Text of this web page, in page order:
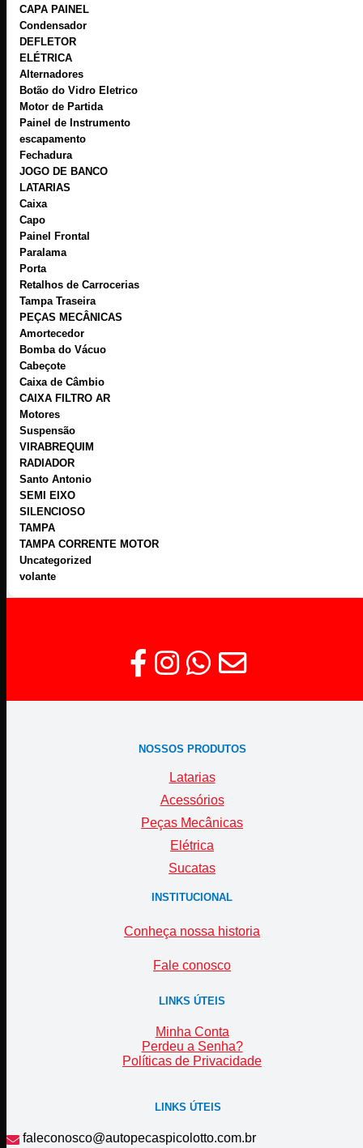
CAPA PAINEL
Condensador
DEFLETOR
ELÉTRICA
Alternadores
Botão do Vidro Eletrico
Motor de Partida
Painel de Instrumento
escapamento
Fechadura
JOGO DE BANCO
LATARIAS
Caixa
Capo
Painel Frontal
Paralama
Porta
Retalhos de Carrocerias
Tampa Traseira
PEÇAS MECÂNICAS
Amortecedor
Bomba do Vácuo
Cabeçote
Caixa de Câmbio
CAIXA FILTRO AR
Motores
Suspensão
VIRABREQUIM
RADIADOR
Santo Antonio
SEMI EIXO
SILENCIOSO
TAMPA
TAMPA CORRENTE MOTOR
Uncategorized
volante
NOSSOS PRODUTOS
Latarias
Acessórios
Peças Mecânicas
Elétrica
Sucatas
INSTITUCIONAL
Conheça nossa historia
Fale conosco
LINKS ÚTEIS
Minha Conta
Perdeu a Senha?
Políticas de Privacidade
LINKS ÚTEIS
faleconosco@autopecaspicolotto.com.br